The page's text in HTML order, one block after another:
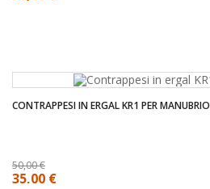
CONTRAPPESI IN ERGAL KR1 PER MANUBRIO
50,00 €
35,00 €